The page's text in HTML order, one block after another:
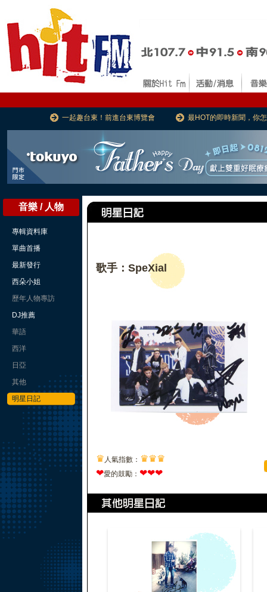
一起趣台東！前進台東博覽會 最HOT的即時新聞，你
音樂 / 人物
專輯資料庫
單曲首播
最新發行
西朵小姐
歷年人物專訪
DJ推薦
華語
西洋
日亞
其他
明星日記
歌手：SpeXial
♛ 人氣指數： ♛♛♛
❤愛的鼓勵： ❤❤❤